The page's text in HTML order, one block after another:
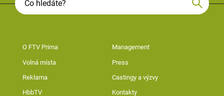
O FTV Prima Management
Volná místa Press
Reklama Castingy a výzvy
HbbTV Kontakty